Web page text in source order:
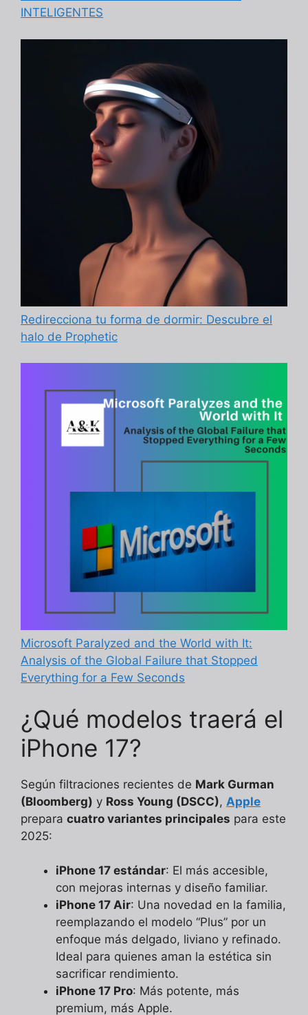
INTELIGENTES
Redirecciona tu forma de dormir: Descubre el
halo de Prophetic
Microsoft Paralyzed and the World with It:
Analysis of the Global Failure that Stopped
Everything for a Few Seconds
¿Qué modelos traerá el
iPhone 17?
Según filtraciones recientes de Mark Gurman
(Bloomberg) y Ross Young (DSCC), Apple
prepara cuatro variantes principales para este
2025:
iPhone 17 estándar: El más accesible,
con mejoras internas y diseño familiar.
iPhone 17 Air: Una novedad en la familia,
reemplazando el modelo “Plus” por un
enfoque más delgado, liviano y refinado.
Ideal para quienes aman la estética sin
sacrificar rendimiento.
iPhone 17 Pro: Más potente, más
premium, más Apple.